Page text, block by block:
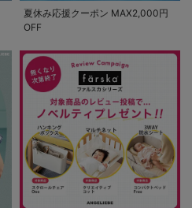
夏休み応援クーポン MAX2,000円
OFF